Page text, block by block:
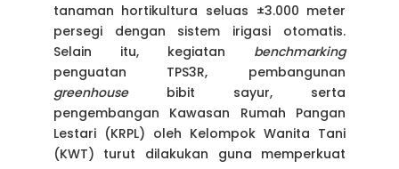
tanaman hortikultura seluas ±3.000 meter
persegi dengan sistem irigasi otomatis.
Selain itu, kegiatan benchmarking
penguatan TPS3R, pembangunan
greenhouse bibit sayur, serta
pengembangan Kawasan Rumah Pangan
Lestari (KRPL) oleh Kelompok Wanita Tani
(KWT) turut dilakukan guna memperkuat